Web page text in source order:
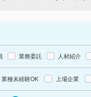
業務委託 人材紹介
業種未経験OK 上場企業